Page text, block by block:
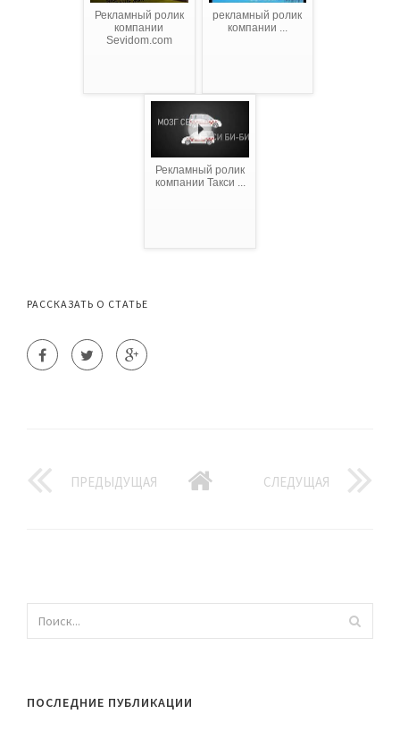
Рекламный ролик
компании
Sevidom.com
рекламный ролик
компании ...
Рекламный ролик
компании Такси ...
РАССКАЗАТЬ О СТАТЬЕ
ПРЕДЫДУЩАЯ СЛЕДУЩАЯ
ПОСЛЕДНИЕ ПУБЛИКАЦИИ